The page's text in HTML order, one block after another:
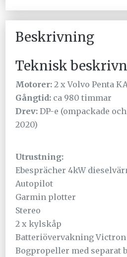
Beskrivning
Teknisk
Motorer: 2 x Volvo Penta
Gångtid: ca 980 timmar
Drev: DP-e (ompackade
2020)
Utrustning:
Ebesprächer 4kW
Autopilot
Garmin plotter
Stereo
2 x kylskåp
Batteriövervakning
Bogpropeller med separat